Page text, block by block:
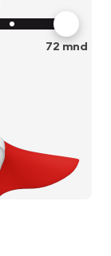
72 mnd